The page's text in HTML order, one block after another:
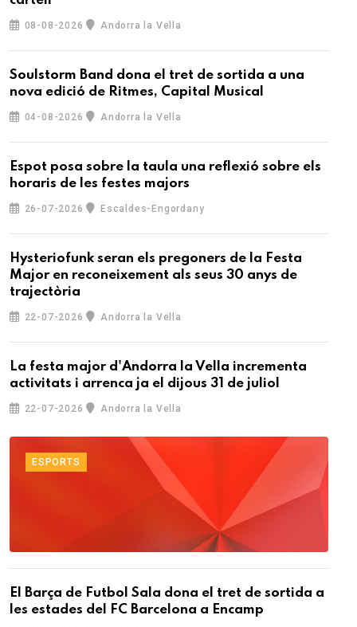
08-08-2026 Andorra la Vella
Soulstorm Band dona el tret de sortida a una
nova edició de Ritmes, Capital Musical
04-08-2026 Andorra la Vella
Espot posa sobre la taula una reflexió sobre els
horaris de les festes majors
26-07-2026 Escaldes-Engordany
Hysteriofunk seran els pregoners de la Festa
Major en reconeixement als seus 30 anys de
trajectòria
22-07-2026 Andorra la Vella
La festa major d'Andorra la Vella incrementa
activitats i arrenca ja el dijous 31 de juliol
22-07-2026 Andorra la Vella
ESPORTS
El Barça de Futbol Sala dona el tret de sortida a
les estades del FC Barcelona a Encamp